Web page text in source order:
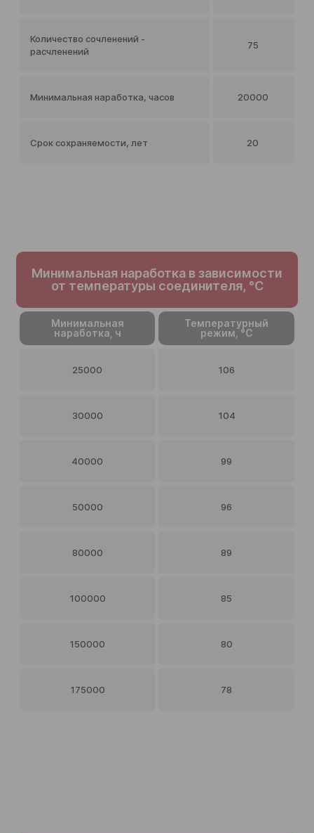
Количество сочленений -
расчленений
75
Минимальная наработка, часов 20000
Срок сохраняемости, лет 20
Минимальная наработка в зависимости
от температуры соединителя, °C
Минимальная
наработка, ч
Температурный
режим, °C
25000 106
30000 104
40000 99
50000 96
80000 89
100000 85
150000 80
175000 78